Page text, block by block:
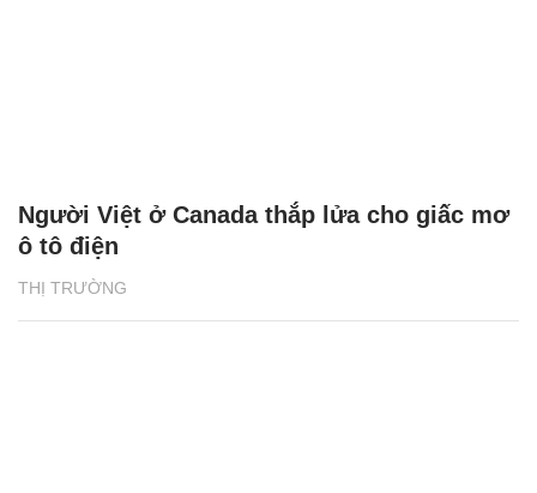
THỊ TRƯỜNG
Người Việt ở Canada thắp lửa cho giấc mơ
ô tô điện